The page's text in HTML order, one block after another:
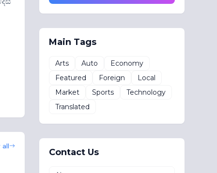
all
Main Tags
Arts Auto
Economy
Featured
Foreign
Local
Market
Sports
Technology
Translated
Contact Us